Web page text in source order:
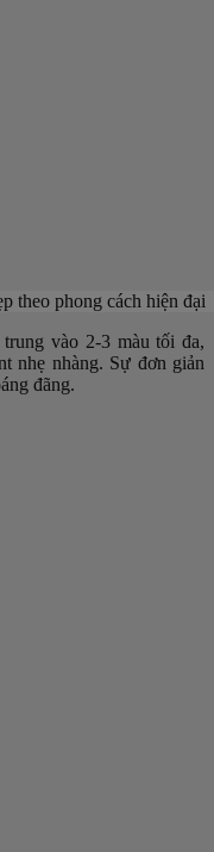
theo phong cách hiện đại
vào 2-3 màu tối đa,
nhẹ nhàng. Sự đơn giản
đãng.